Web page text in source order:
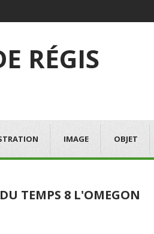
RÉGIS
IMAGE OBJET
TEMPS 8 L'OMEGON